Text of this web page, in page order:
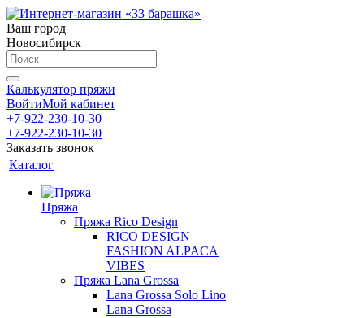
Ваш город
Новосибирск
Калькулятор пряжи
ВойтиМой кабинет
+7-922-230-10-30
+7-922-230-10-30
Заказать звонок
Каталог
Пряжа
Пряжа Rico Design
RICO DESIGN
FASHION ALPACA
VIBES
Пряжа Lana Grossa
Lana Grossa Solo Lino
Lana Grossa